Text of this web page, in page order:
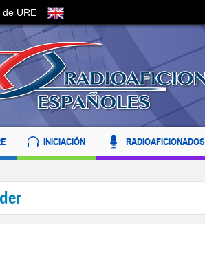
de URE
INICIACIÓN RADIOAFICIONADOS